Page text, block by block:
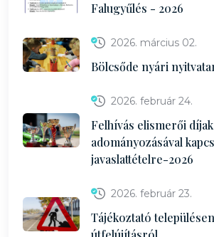
Falugyűlés - 2026
2026. március 02.
Bölcsőde nyári
2026. február 24.
Felhívás elismerői díjak
adományozásával
javaslattételre-2026
2026. február 23.
Tájékoztató